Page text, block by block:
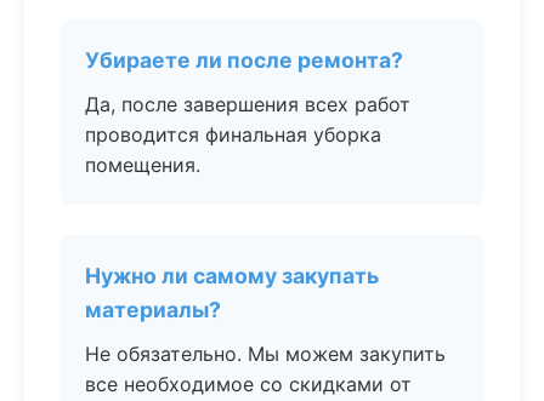
Убираете ли после ремонта?
Да, после завершения всех работ
проводится финальная уборка
помещения.
Нужно ли самому закупать
материалы?
Не обязательно. Мы можем закупить
все необходимое со скидками от